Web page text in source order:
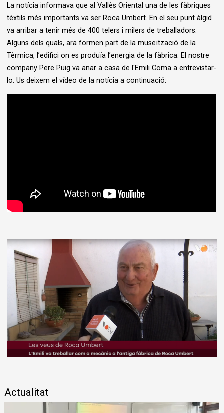
La notícia informava que al Vallès Oriental una de les fàbriques
tèxtils més importants va ser Roca Umbert. En el seu punt àlgid
va arribar a tenir més de 400 telers i milers de treballadors.
Alguns dels quals, ara formen part de la museïtzació de la
Tèrmica, l’edifici on es produïa l’energia de la fàbrica. El nostre
company Pere Puig va anar a casa de l'Emili Coma a entrevistar-
lo. Us deixem el vídeo de la notícia a continuació:
Actualitat